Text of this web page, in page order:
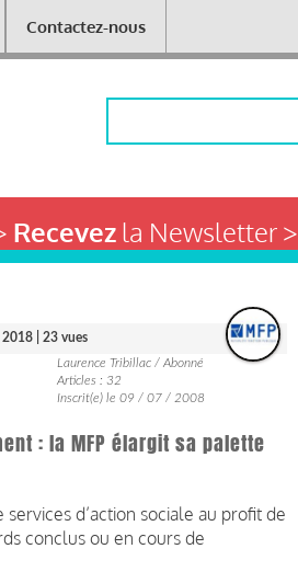
Contactez-nous
Recevezla Newsletter >
| 23 vues
Laurence Tribillac / Abonné
Articles : 32
Inscrit(e) le 09 / 07 / 2008
: la MFP élargit sa palette
d’action sociale au profit de
conclus ou en cours de